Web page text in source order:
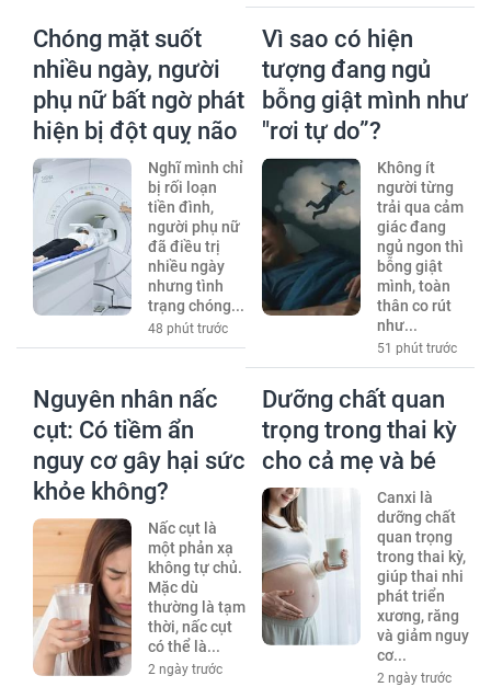
Chóng mặt suốt
nhiều ngày, người
phụ nữ bất ngờ phát
hiện bị đột quỵ não
Nghĩ mình chỉ
bị rối loạn
tiền đình,
người phụ nữ
đã điều trị
nhiều ngày
nhưng tình
trạng chóng...
48 phút trước
Vì sao có hiện
tượng đang ngủ
bỗng giật mình như
"rơi tự do”?
Không ít
người từng
trải qua cảm
giác đang
ngủ ngon thì
bỗng giật
mình, toàn
thân co rút
như...
51 phút trước
Nguyên nhân nấc
cụt: Có tiềm ẩn
nguy cơ gây hại sức
khỏe không?
Nấc cụt là
một phản xạ
không tự chủ.
Mặc dù
thường là tạm
thời, nấc cụt
có thể là...
2 ngày trước
Dưỡng chất quan
trọng trong thai kỳ
cho cả mẹ và bé
Canxi là
dưỡng chất
quan trọng
trong thai kỳ,
giúp thai nhi
phát triển
xương, răng
và giảm nguy
cơ...
2 ngày trước